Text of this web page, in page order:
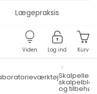
Lægepraksis
Viden Log ind Kurv
Skalpeller,
og tilbehør